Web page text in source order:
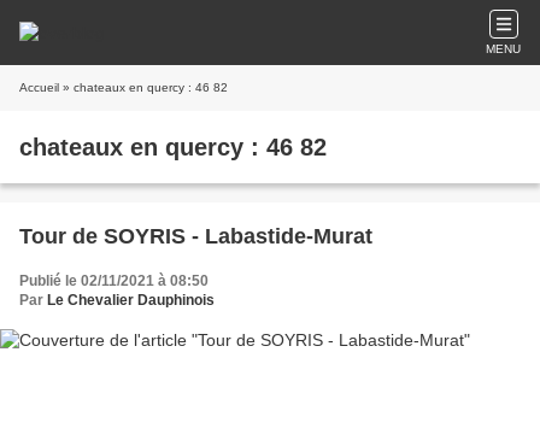
MENU
Accueil » chateaux en quercy : 46 82
chateaux en quercy : 46 82
Tour de SOYRIS - Labastide-Murat
Publié le 02/11/2021 à 08:50
Par Le Chevalier Dauphinois